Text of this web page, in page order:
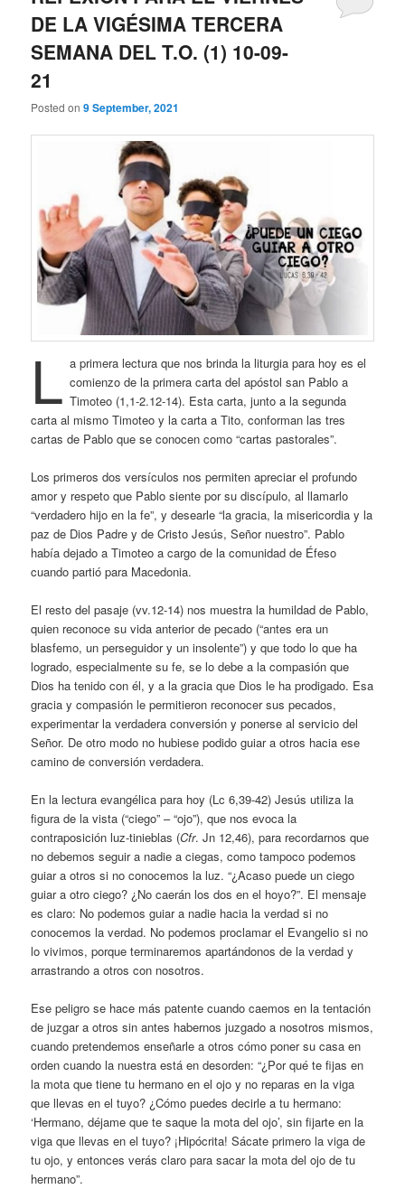
DE LA VIGÉSIMA TERCERA
SEMANA DEL T.O. (1) 10-09-
21
Posted on9 September, 2021
L a primera lectura que nos brinda la liturgia para hoy es el
comienzo de la primera carta del apóstol san Pablo a
Timoteo (1,1-2.12-14). Esta carta, junto a la segunda
carta al mismo Timoteo y la carta a Tito, conforman las tres
cartas de Pablo que se conocen como “cartas pastorales”.
Los primeros dos versículos nos permiten apreciar el profundo
amor y respeto que Pablo siente por su discípulo, al llamarlo
“verdadero hijo en la fe”, y desearle “la gracia, la misericordia y la
paz de Dios Padre y de Cristo Jesús, Señor nuestro”. Pablo
había dejado a Timoteo a cargo de la comunidad de Éfeso
cuando partió para Macedonia.
El resto del pasaje (vv.12-14) nos muestra la humildad de Pablo,
quien reconoce su vida anterior de pecado (“antes era un
blasfemo, un perseguidor y un insolente”) y que todo lo que ha
logrado, especialmente su fe, se lo debe a la compasión que
Dios ha tenido con él, y a la gracia que Dios le ha prodigado. Esa
gracia y compasión le permitieron reconocer sus pecados,
experimentar la verdadera conversión y ponerse al servicio del
Señor. De otro modo no hubiese podido guiar a otros hacia ese
camino de conversión verdadera.
En la lectura evangélica para hoy (Lc 6,39-42) Jesús utiliza la
figura de la vista (“ciego” – “ojo”), que nos evoca la
contraposición luz-tinieblas (Cfr. Jn 12,46), para recordarnos que
no debemos seguir a nadie a ciegas, como tampoco podemos
guiar a otros si no conocemos la luz. “¿Acaso puede un ciego
guiar a otro ciego? ¿No caerán los dos en el hoyo?”. El mensaje
es claro: No podemos guiar a nadie hacia la verdad si no
conocemos la verdad. No podemos proclamar el Evangelio si no
lo vivimos, porque terminaremos apartándonos de la verdad y
arrastrando a otros con nosotros.
Ese peligro se hace más patente cuando caemos en la tentación
de juzgar a otros sin antes habernos juzgado a nosotros mismos,
cuando pretendemos enseñarle a otros cómo poner su casa en
orden cuando la nuestra está en desorden: “¿Por qué te fijas en
la mota que tiene tu hermano en el ojo y no reparas en la viga
que llevas en el tuyo? ¿Cómo puedes decirle a tu hermano:
‘Hermano, déjame que te saque la mota del ojo’, sin fijarte en la
viga que llevas en el tuyo? ¡Hipócrita! Sácate primero la viga de
tu ojo, y entonces verás claro para sacar la mota del ojo de tu
hermano”.